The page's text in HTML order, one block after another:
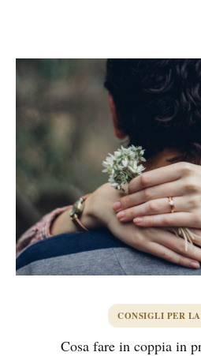
CONSIGLI PER
Cosa fare in coppia in